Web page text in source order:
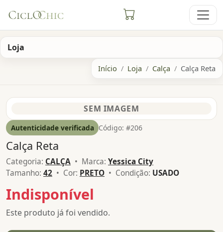
Loja
Início Loja Calça Calça Reta
Autenticidade verificada Código: #206
Calça Reta
Categoria: CALÇA • Marca: Yessica City
Tamanho: 42 • Cor: PRETO • Condição: USADO
Indisponível
Este produto já foi vendido.